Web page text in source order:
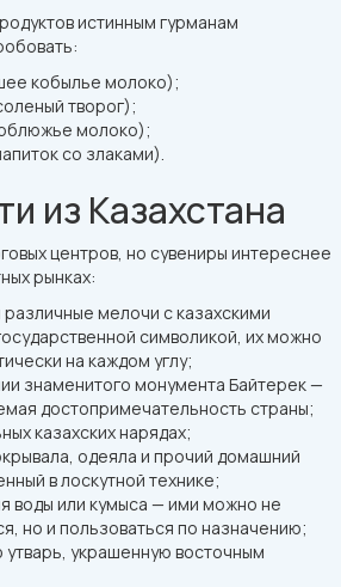
истинным гурманам
кобылье молоко);
творог);
молоко);
со злаками).
из Казахстана
центров, но сувениры интереснее
рынках:
различные мелочи с казахскими
символикой, их можно
на каждом углу;
знаменитого монумента Байтерек —
достопримечательность страны;
казахских нарядах;
одеяла и прочий домашний
в лоскутной технике;
воды или кумыса — ими можно не
но и пользоваться по назначению;
утварь, украшенную восточным